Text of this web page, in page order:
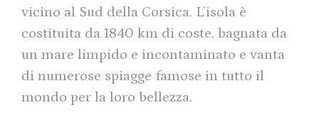
vicino al Sud della Corsica. L’isola è
costituita da 1840 km di coste, bagnata da
un mare limpido e incontaminato e vanta
di numerose spiagge famose in tutto il
mondo per la loro bellezza.